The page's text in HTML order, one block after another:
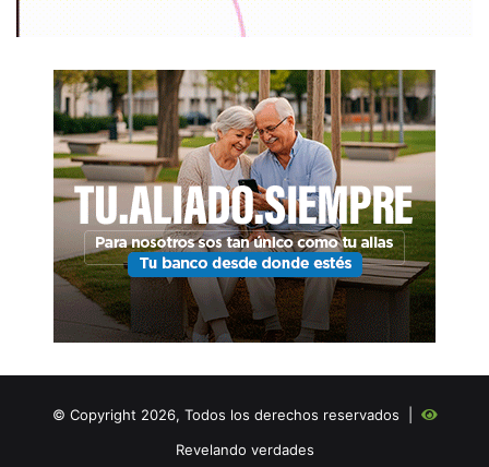
© Copyright 2026, Todos los derechos reservados |
Revelando verdades